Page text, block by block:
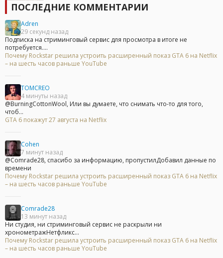
ПОСЛЕДНИЕ КОММЕНТАРИИ
Adren
29 секунд назад
Подписка на стриминговый сервис для просмотра в итоге не
потребуется....
Почему Rockstar решила устроить расширенный показ GTA 6 на Netflix
– на шесть часов раньше YouTube
TOMCREO
4 минуты назад
@BurningCottonWool, Или вы думаете, что снимать что-то для того,
чтоб...
GTA 6 покажут 27 августа на Netflix
Cohen
7 минут назад
@Comrade28, спасибо за информацию, пропустилДобавил данные по
времени
Почему Rockstar решила устроить расширенный показ GTA 6 на Netflix
– на шесть часов раньше YouTube
Comrade28
13 минут назад
Ни студия, ни стриминговый сервис не раскрыли ни
хронометражНетфликс...
Почему Rockstar решила устроить расширенный показ GTA 6 на Netflix
– на шесть часов раньше YouTube